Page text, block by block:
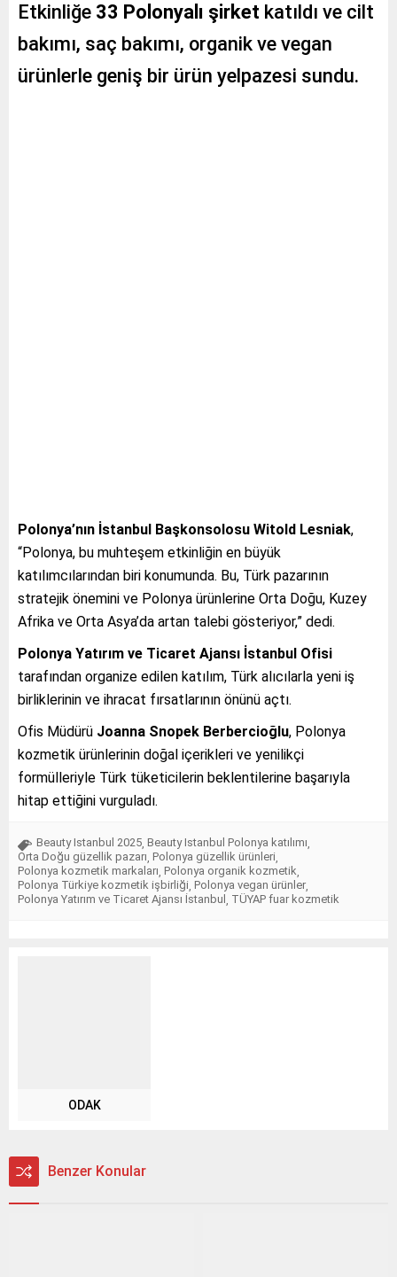
Etkinliğe 33 Polonyalı şirket katıldı ve cilt
bakımı, saç bakımı, organik ve vegan
ürünlerle geniş bir ürün yelpazesi sundu.
Polonya’nın İstanbul Başkonsolosu Witold Lesniak,
“Polonya, bu muhteşem etkinliğin en büyük
katılımcılarından biri konumunda. Bu, Türk pazarının
stratejik önemini ve Polonya ürünlerine Orta Doğu, Kuzey
Afrika ve Orta Asya’da artan talebi gösteriyor,” dedi.
Polonya Yatırım ve Ticaret Ajansı İstanbul Ofisi
tarafından organize edilen katılım, Türk alıcılarla yeni iş
birliklerinin ve ihracat fırsatlarının önünü açtı.
Ofis Müdürü Joanna Snopek Berbercioğlu, Polonya
kozmetik ürünlerinin doğal içerikleri ve yenilikçi
formülleriyle Türk tüketicilerin beklentilerine başarıyla
hitap ettiğini vurguladı.
Beauty Istanbul 2025, Beauty Istanbul Polonya katılımı,
Orta Doğu güzellik pazarı, Polonya güzellik ürünleri,
Polonya kozmetik markaları, Polonya organik kozmetik,
Polonya Türkiye kozmetik işbirliği, Polonya vegan ürünler,
Polonya Yatırım ve Ticaret Ajansı İstanbul , TÜYAP fuar kozmetik
ODAK
Benzer Konular